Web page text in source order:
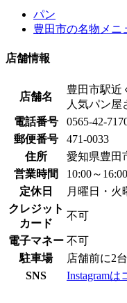
パン
豊田市の名物メニ
店舗情報
店舗名
豊田市駅
人気パン
電話番号
0565-42-
郵便番号
471-0033
住所
愛知県豊田
営業時間
10:00～16:00
定休日
月曜日・火
クレジット
カード
不可
電子マネー 不可
駐車場
店舗前に2台
SNS
Instagramは